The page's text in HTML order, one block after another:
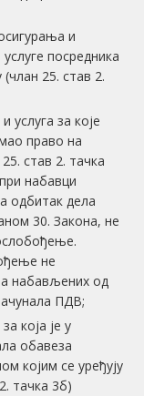
и
посредника
25. став 2.
услуга за које
право на
став 2. тачка
набавци
одбитак дела
30. Закона, не
не
набављених од
ПДВ;
која је у
обавеза
којим се уређују
тачка 3б)